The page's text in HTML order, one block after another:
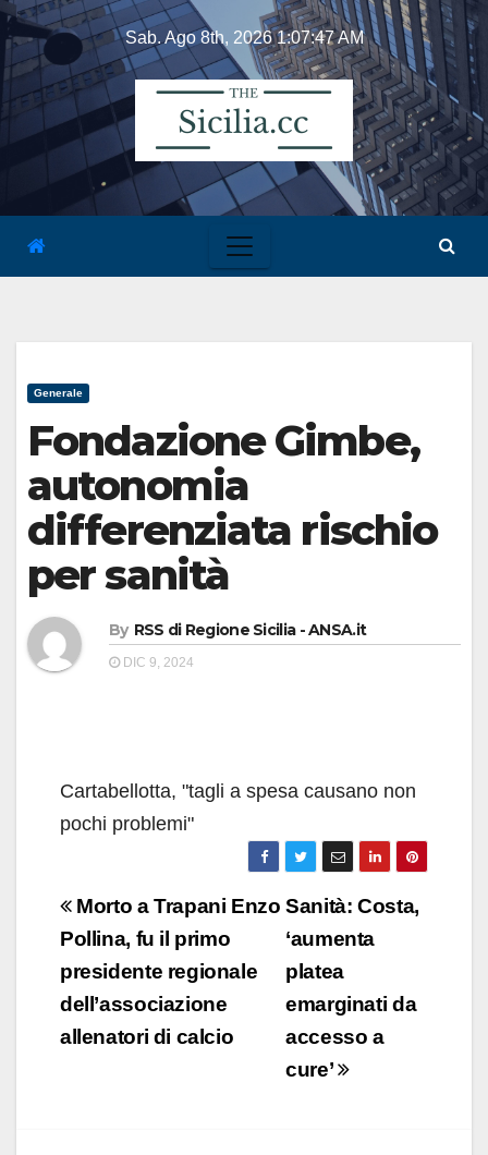
Skip
content
Sab. Ago 8th, 20261:07:47 AM
Generale
Fondazione Gimbe,
autonomia
differenziata rischio
per sanità
By RSS di Regione Sicilia - ANSA.it
DIC 9, 2024
Cartabellotta, "tagli a spesa causano non
pochi problemi"
Navigazione
articoli
Sanità: Costa,
‘aumenta
platea
emarginati da
accesso a
cure’
Morto a Trapani Enzo
Pollina, fu il primo
presidente regionale
dell’associazione
allenatori di calcio